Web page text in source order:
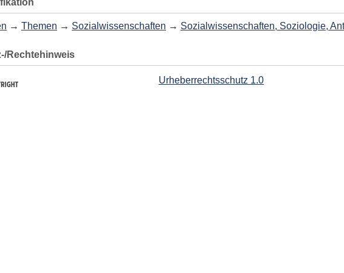
→ Themen → Sozialwissenschaften → Sozialwissenschaften, Soziologie,
Rechtehinweis
Urheberrechtsschutz 1.0